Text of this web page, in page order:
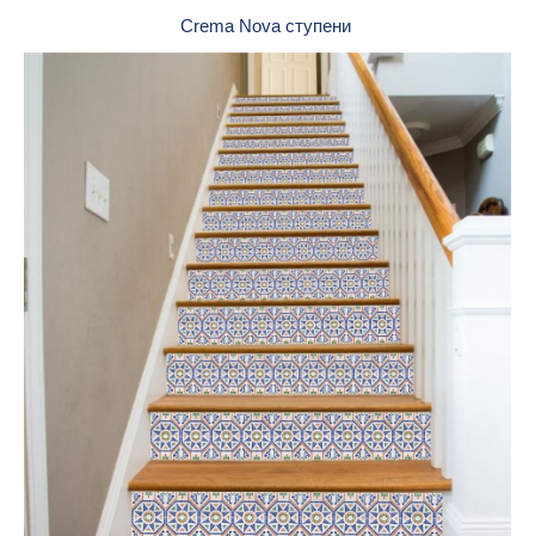
Crema Nova ступени